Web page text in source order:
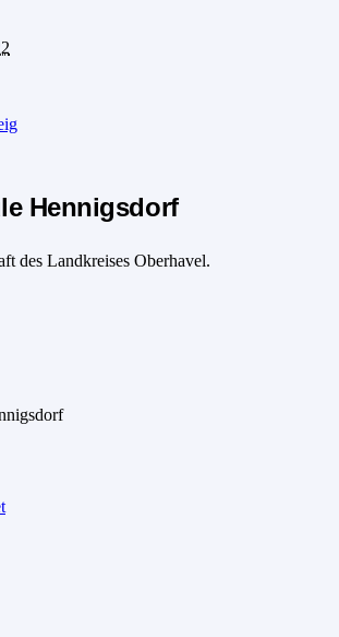
Hennigsdorf
des Landkreises Oberhavel.